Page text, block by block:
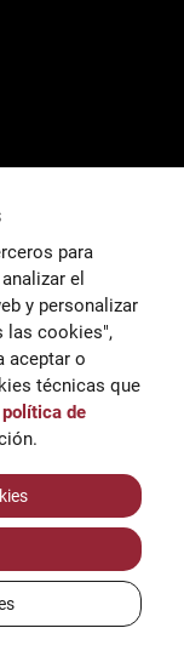
para
el
y personalizar
las cookies",
aceptar o
técnicas que
política de